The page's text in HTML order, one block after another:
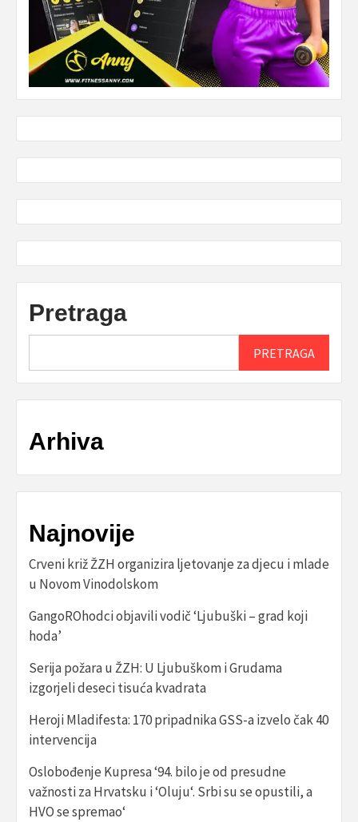
Pretraga
PRETRAGA
Arhiva
Najnovije
Crveni križ ŽZH organizira ljetovanje za djecu i mlade
u Novom Vinodolskom
GangoROhodci objavili vodič ‘Ljubuški – grad koji
hoda’
Serija požara u ŽZH: U Ljubuškom i Grudama
izgorjeli deseci tisuća kvadrata
Heroji Mladifesta: 170 pripadnika GSS-a izvelo čak 40
intervencija
Oslobođenje Kupresa ‘94. bilo je od presudne
važnosti za Hrvatsku i ‘Oluju‘. Srbi su se opustili, a
HVO se spremao‘